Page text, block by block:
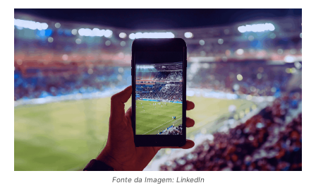
Fonte da Imagem: LinkedIn